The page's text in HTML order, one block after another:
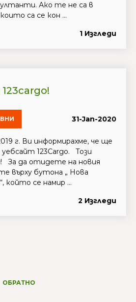
Ако те не са в
са се кон ...
1 Изгледи
31-Jan-2020
г. Ви информирахме, че ще
123Cargo. Този
За да отидете на новия
върху бутона „ Нова
който се намир ...
2 Изгледи
ОБРАТНО